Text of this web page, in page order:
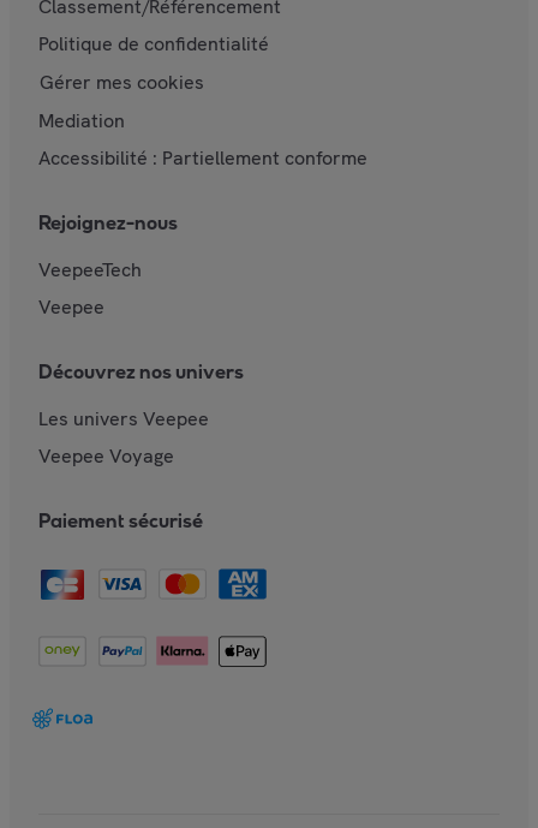
Classement/Référencement
Politique de confidentialité
Gérer mes cookies
Mediation
Accessibilité : Partiellement conforme
Rejoignez-nous
VeepeeTech
Veepee
Découvrez nos univers
Les univers Veepee
Veepee Voyage
Paiement sécurisé